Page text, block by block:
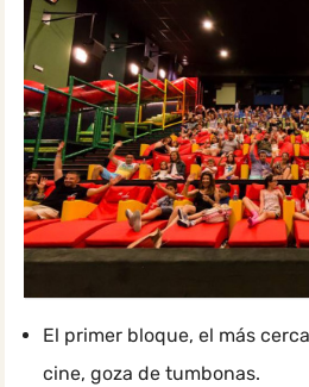
El primer bloque, el más
cine, goza de tumbonas.